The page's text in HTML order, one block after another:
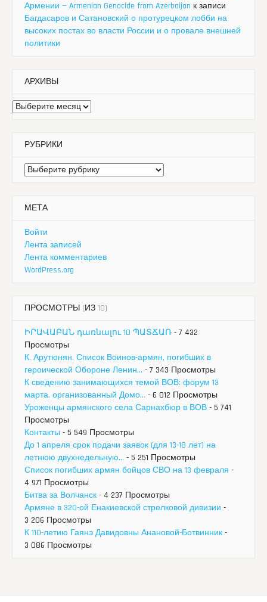
Армении — Armenian Genocide from Azerbaijan к записи
Багдасаров и Сатановский о протурецком лобби на
высоких постах во власти России и о провале внешней
политики
АРХИВЫ
Архивы
РУБРИКИ
Рубрики
МЕТА
Войти
Лента записей
Лента комментариев
WordPress.org
ПРОСМОТРЫ (ИЗ 10)
ԻՐԱՎԱԲԱՆ դառնալու 10 ՊԱՏՃԱՌ - 7 432
Просмотры
К. Арутюнян. Список Воинов-армян, погибших в
героической Обороне Ленин... - 7 343 Просмотры
К сведению занимающихся темой ВОВ: форум 13
марта, организованный Домо... - 6 012 Просмотры
Уроженцы армянского села Сарнахбюр в ВОВ - 5 741
Просмотры
Контакты - 5 549 Просмотры
До 1 апреля срок подачи заявок (для 13-18 лет) на
летнюю двухнедельную... - 5 251 Просмотры
Список погибших армян бойцов СВО на 13 февраля -
4 971 Просмотры
Битва за Волчанск - 4 237 Просмотры
Армяне в 320-ой Енакиевской стрелковой дивизии -
3 206 Просмотры
К 110-летию Гаянэ Давидовны Анановой-Ботвинник -
3 086 Просмотры